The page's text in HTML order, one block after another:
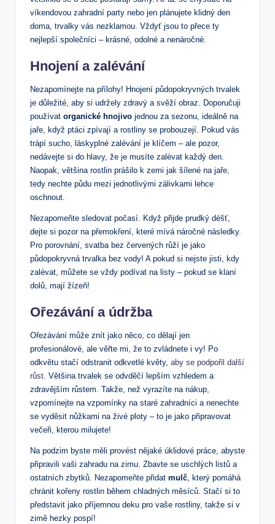
víkendovou zahradní party nebo jen plánujete klidný den
doma, trvalky vás nezklamou. Vždyť jsou to přece ty
nejlepší společníci – krásné, odolné a nenáročné.
Hnojení a zalévání
Nezapomínejte na přílohy! Hnojení půdopokryvných trvalek
je důležité, aby si udržely zdravý a svěží obraz. Doporučuji
používat organické hnojivo jednou za sezonu, ideálně na
jaře, když ptáci zpívají a rostliny se probouzejí. Pokud vás
trápí sucho, láskyplné zalévání je klíčem – ale pozor,
nedávejte si do hlavy, že je musíte zalévat každý den.
Naopak, většina rostlin prášilo k zemi jak šílené na jaře,
tedy nechte půdu mezi jednotlivými zálivkami lehce
oschnout.
Nezapomeňte sledovat počasí. Když přijde prudký déšť,
dejte si pozor na přemokření, které mívá náročné následky.
Pro porovnání, svatba bez červených růží je jako
půdopokryvná trvalka bez vody! A pokud si nejste jisti, kdy
zalévat, můžete se vždy podívat na listy – pokud se klaní
dolů, mají žízeň!
Ořezávání a údržba
Ořezávání může znít jako něco, co dělají jen
profesionálové, ale věřte mi, že to zvládnete i vy! Po
odkvětu stačí odstranit odkvetlé květy, aby se podpořil další
růst . Většina trvalek se odvděčí lepším vzhledem a
zdravějším růstem. Takže, než vyrazíte na nákup,
vzpomínejte na vzpomínky na staré zahradníci a nenechte
se vyděsit nůžkami na živé ploty – to je jako připravovat
večeři, kterou milujete!
Na podzim byste měli provést nějaké úklidové práce, abyste
připravili vaši zahradu na zimu. Zbavte se uschlých listů a
ostatních zbytků. Nezapomeňte přidat mulč , který pomáhá
chránit kořeny rostlin během chladných měsíců. Stačí si to
představit jako příjemnou deku pro vaše rostliny, takže si v
zimě hezky pospí!